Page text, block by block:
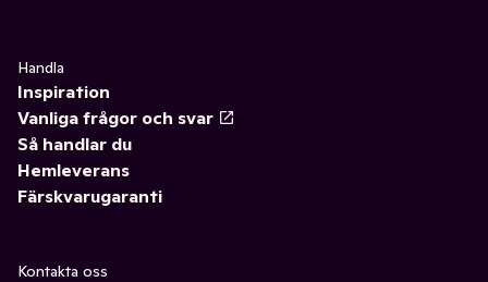
Handla
Inspiration
Vanliga frågor och svar
Så handlar du
Hemleverans
Färskvarugaranti
Kontakta oss